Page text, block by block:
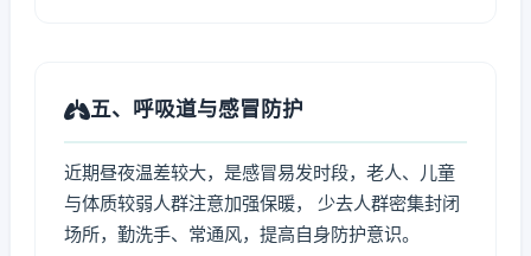
五、呼吸道与感冒防护
近期昼夜温差较大，是感冒易发时段，老人、儿童
与体质较弱人群注意加强保暖， 少去人群密集封闭
场所，勤洗手、常通风，提高自身防护意识。